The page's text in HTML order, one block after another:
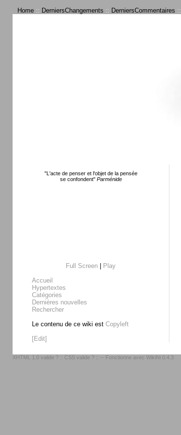
Home :: DerniersChangements :: DerniersCommentaires ::
"L'acte de penser et l'objet de la pensée
se confondent"Parménide
Full Screen
Play
Accueil
Hypertextes
Catégories
Dernières nouvelles
Rechercher
Le contenu de ce wiki est Copyleft
[Edit]
XHTML 1.0 valide ? :: CSS valide ? :: -- Fonctionne avec WikiNi 0.4.3